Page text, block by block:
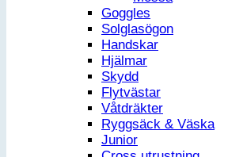
Goggles
Solglasögon
Handskar
Hjälmar
Skydd
Flytvästar
Våtdräkter
Ryggsäck & Väska
Junior